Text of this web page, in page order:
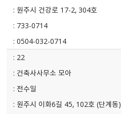
원주시 건강로 17-2, 304호
733-0714
0504-032-0714
22
건축사사무소 모아
전수일
원주시 이화6길 45, 102호 (단계동)